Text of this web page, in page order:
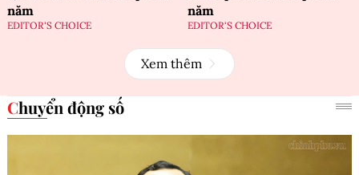
năm
EDITOR'S CHOICE
năm
EDITOR'S CHOICE
Xem thêm
Chuyển động số